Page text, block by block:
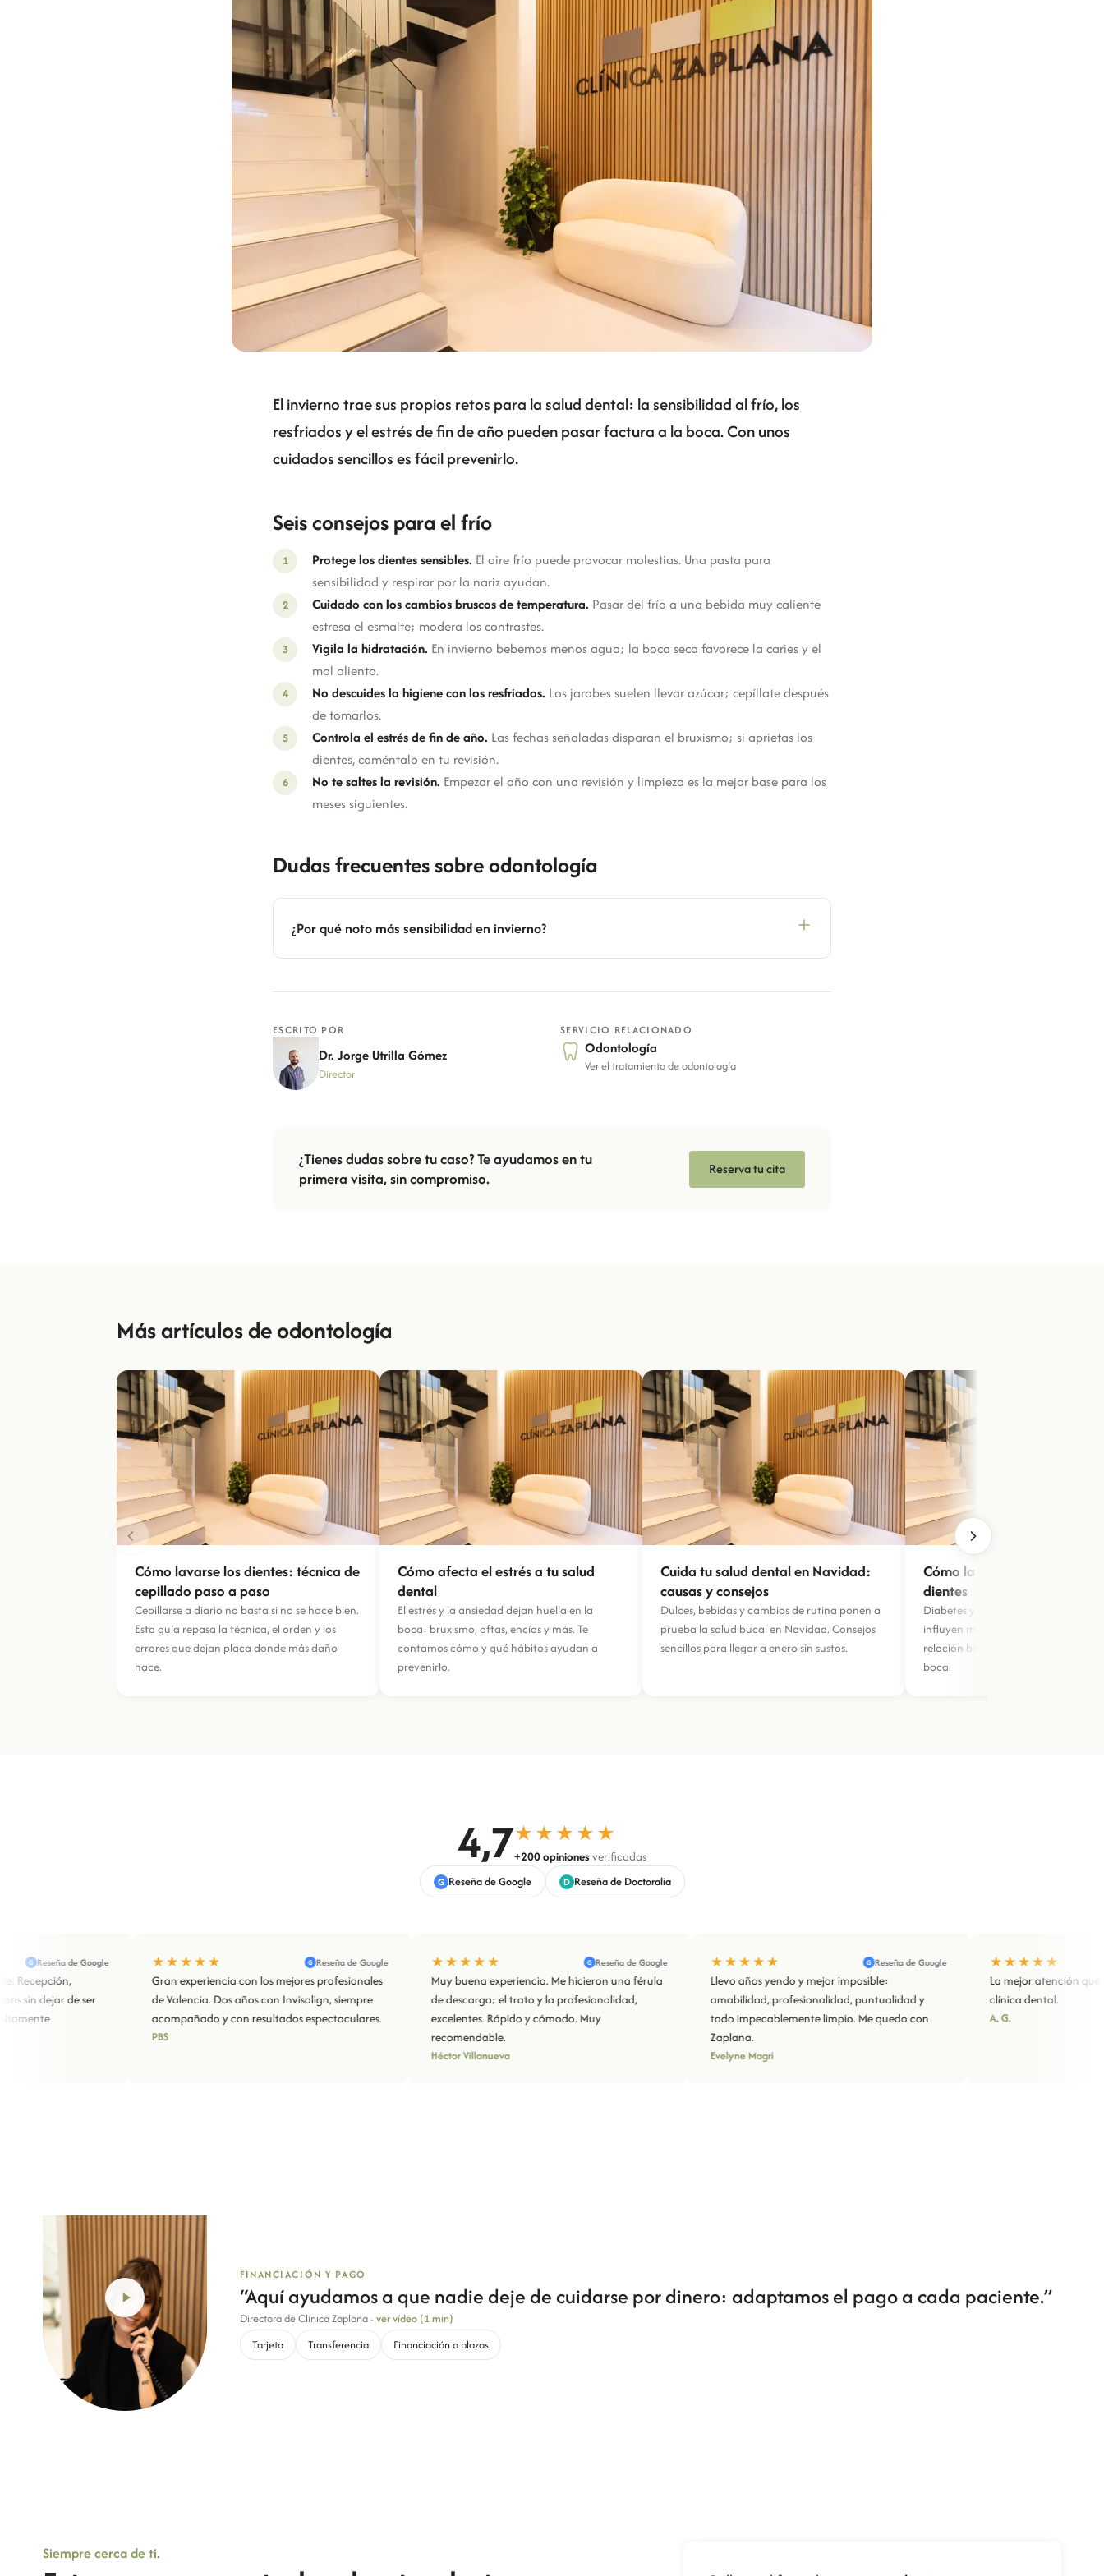
Susana Pérez Paulin Cubides
Clara Sandemetrio Ver todo el equipo
El invierno trae sus propios retos para la salud dental: la sensibilidad al frío, los
resfriados y el estrés de fin de año pueden pasar factura a la boca. Con unos
cuidados sencillos es fácil prevenirlo.
Seis consejos para el frío
Protege los dientes sensibles. El aire frío puede provocar molestias. Una pasta para
sensibilidad y respirar por la nariz ayudan.
Cuidado con los cambios bruscos de temperatura. Pasar del frío a una bebida muy caliente
estresa el esmalte; modera los contrastes.
Vigila la hidratación. En invierno bebemos menos agua; la boca seca favorece la caries y el
mal aliento.
No descuides la higiene con los resfriados. Los jarabes suelen llevar azúcar; cepíllate después
de tomarlos.
Controla el estrés de fin de año. Las fechas señaladas disparan el bruxismo; si aprietas los
dientes, coméntalo en tu revisión.
No te saltes la revisión. Empezar el año con una revisión y limpieza es la mejor base para los
meses siguientes.
Dudas frecuentes sobre odontología
¿Por qué noto más sensibilidad en invierno?
ESCRITO POR
Dr. Jorge Utrilla Gómez
Director
SERVICIO RELACIONADO
Odontología
Ver el tratamiento de odontología
¿Tienes dudas sobre tu caso? Te ayudamos en tu
primera visita, sin compromiso.
Reserva tu cita
Más artículos de odontología
Cómo lavarse los dientes: técnica de
cepillado paso a paso
Cepillarse a diario no basta si no se hace bien.
Esta guía repasa la técnica, el orden y los
errores que dejan placa donde más daño
hace.
Cómo afecta el estrés a tu salud
dental
El estrés y la ansiedad dejan huella en la
boca: bruxismo, aftas, encías y más. Te
contamos cómo y qué hábitos ayudan a
prevenirlo.
Cuida tu salud dental en Navidad:
causas y consejos
Dulces, bebidas y cambios de rutina ponen a
prueba la salud bucal en Navidad. Consejos
sencillos para llegar a enero sin sustos.
Cómo la diabetes afecta a
dientes
Diabetes y enfermedad de las encías
influyen mutuamente. Explicamos
relación bidireccional y cómo
boca.
4,7★★★★★
+200 opiniones verificadas
G Reseña de Google D Reseña de Doctoralia
de Google
de ser
★★★★★ Reseña de Google
Gran experiencia con los mejores profesionales
de Valencia. Dos años con Invisalign, siempre
acompañado y con resultados espectaculares.
★★★★★ Reseña de Google
Muy buena experiencia. Me hicieron una férula
de descarga; el trato y la profesionalidad,
excelentes. Rápido y cómodo. Muy
recomendable.
Héctor Villanueva
★★★★★ Reseña de Google
Llevo años yendo y mejor imposible:
amabilidad, profesionalidad, puntualidad y
todo impecablemente limpio. Me quedo con
Evelyne Magri
★★★★★
La mejor atención que he
clínica dental.
FINANCIACIÓN Y PAGO
“Aquí ayudamos a que nadie deje de cuidarse por dinero: adaptamos el pago a cada paciente.”
Directora de Clínica Zaplana · ver vídeo (1 min)
Tarjeta
Transferencia Financiación a plazos
Siempre cerca de ti.